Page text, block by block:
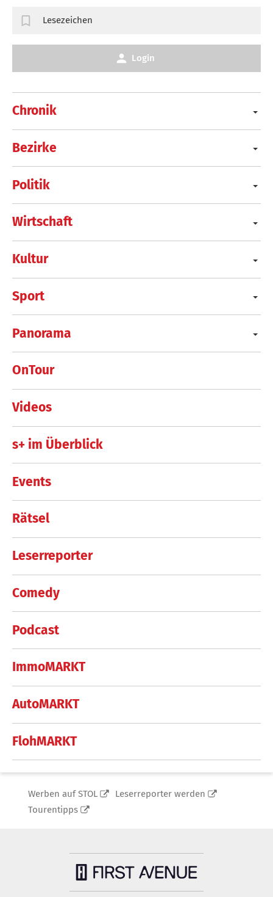
Chronik
Bezirke
Politik
Wirtschaft
Kultur
Sport
Panorama
OnTour
Videos
s+ im Überblick
Events
Rätsel
Leserreporter
Comedy
Podcast
ImmoMARKT
AutoMARKT
FlohMARKT
Lesezeichen
Login
Werben auf STOL
Leserreporter werden
Tourentipps